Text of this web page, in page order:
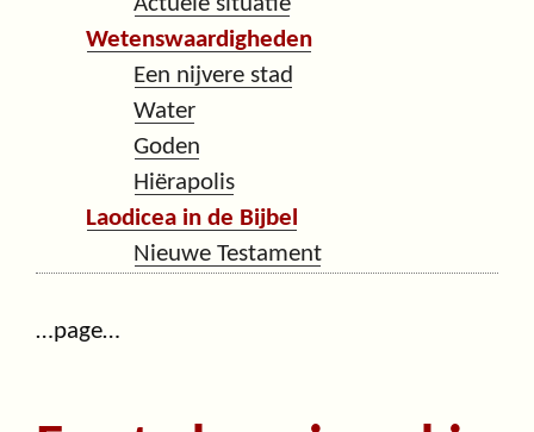
Wetenswaardigheden
Een nijvere stad
Water
Goden
Hiërapolis
Laodicea in de Bijbel
Nieuwe Testament
…page…